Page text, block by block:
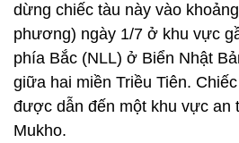
dừng chiếc tàu này vào
phương) ngày 1/7 ở khu vực
phía Bắc (NLL) ở Biển Nhật
giữa hai miền Triều Tiên.
được dẫn đến một khu vực an
Mukho.